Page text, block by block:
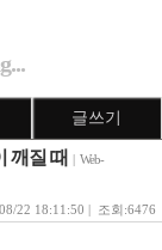
글쓰기
깨질 때
Web-
22 18:11:50 | 조회:6476